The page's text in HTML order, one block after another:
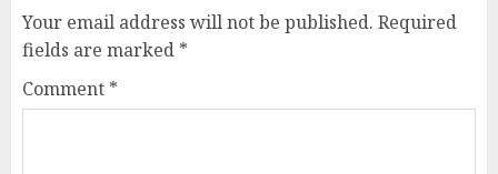
Your email address will not be published. Required
fields are marked *
Comment *